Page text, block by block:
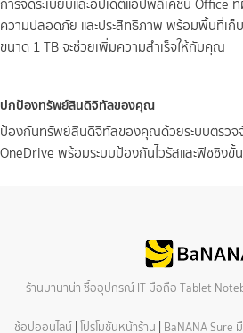
การจัดระเบียบและอัปเดตแอปพลิเคชัน Office
ความปลอดภัย และประสิทธิภาพ พร้อมพื้นที่เก็
ขนาด 1 TB จะช่วยเพิ่มความสำเร็จให้กับคุณ
ปกป้องทรัพย์สินดิจิทัลของคุณ
ป้องกันทรัพย์สินดิจิทัลของคุณด้วยระบบตรวจ
OneDrive พร้อมระบบป้องกันไวรัสและฟิชชิง
ร้านบานาน่า ซื้ออุปกรณ์ IT มือถือ Tablet
ช้อปออนไลน์ | โปรโมชันหน้าร้าน | BaNANA Sure